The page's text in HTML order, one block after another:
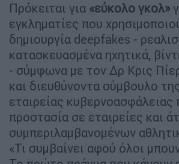
Πρόκειται για «εύκολο γκολ»
εγκληματίες που
δημιουργία deepfakes -
κατασκευασμένα ηχητικά,
- σύμφωνα με τον Δρ Κρις
και διευθύνοντα σύμβουλο
εταιρείας κυβερνοασφάλειας
προστασία σε εταιρείες και
συμπεριλαμβανομένων
«Τι συμβαίνει αφού όλοι